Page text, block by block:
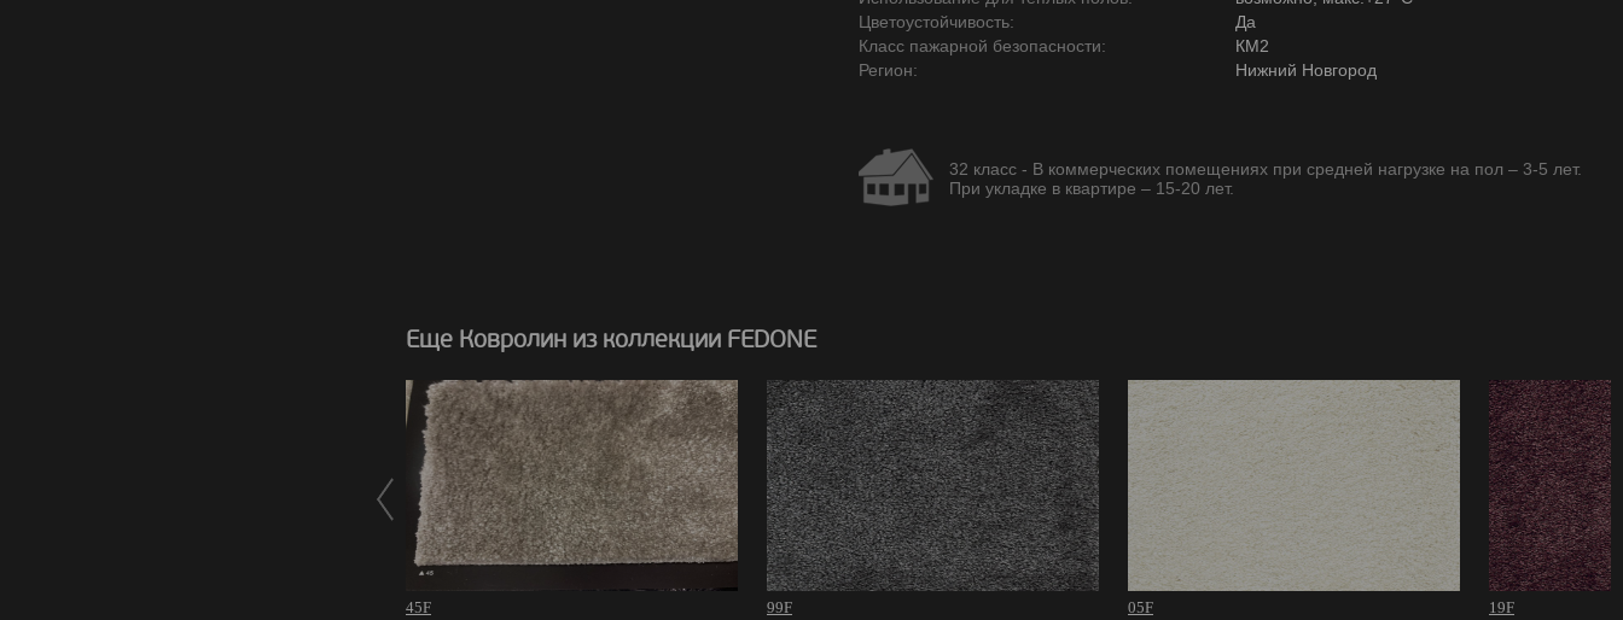
Цветоустойчивость:
Да
Класс пажарной безопасности:
КМ2
Регион:
Нижний Новгород
32 класс - В коммерческих помещениях при средней нагрузке на пол – 3-5 лет.
При укладке в квартире – 15-20 лет.
Еще Ковролин из коллекции FEDONE
45F 99F 05F 19F